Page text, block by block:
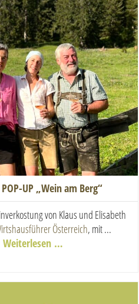
UP „Wein am Berg“
von Klaus und Elisabeth
Österreich, mit ...
Weiterlesen …